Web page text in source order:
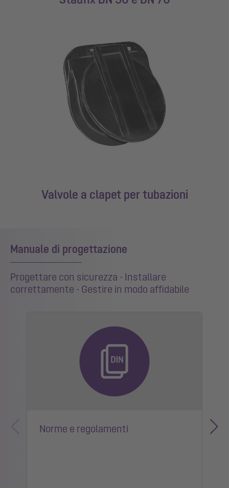
Valvole a clapet per tubazioni
Manuale di progettazione
Progettare con sicurezza - Installare
correttamente - Gestire in modo affidabile
Norme e regolamenti